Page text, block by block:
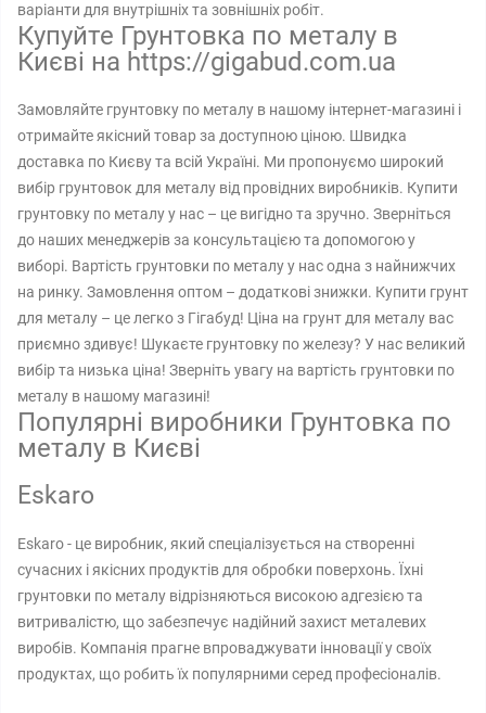
варіанти для внутрішніх та зовнішніх робіт.
Купуйте Грунтовка по металу в
Києві на https://gigabud.com.ua
Замовляйте грунтовку по металу в нашому інтернет-магазині і
отримайте якісний товар за доступною ціною. Швидка
доставка по Києву та всій Україні. Ми пропонуємо широкий
вибір грунтовок для металу від провідних виробників. Купити
грунтовку по металу у нас – це вигідно та зручно. Зверніться
до наших менеджерів за консультацією та допомогою у
виборі. Вартість грунтовки по металу у нас одна з найнижчих
на ринку. Замовлення оптом – додаткові знижки. Купити грунт
для металу – це легко з Гігабуд! Ціна на грунт для металу вас
приємно здивує! Шукаєте грунтовку по железу? У нас великий
вибір та низька ціна! Зверніть увагу на вартість грунтовки по
металу в нашому магазині!
Популярні виробники Грунтовка по
металу в Києві
Eskaro
Eskaro - це виробник, який спеціалізується на створенні
сучасних і якісних продуктів для обробки поверхонь. Їхні
грунтовки по металу відрізняються високою адгезією та
витривалістю, що забезпечує надійний захист металевих
виробів. Компанія прагне впроваджувати інновації у своїх
продуктах, що робить їх популярними серед професіоналів.